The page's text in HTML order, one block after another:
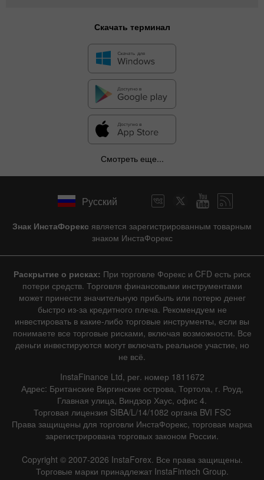
6 августа 2025 - 6 августа 2026
Фактическое Прогноз Предыдущее| Линия Бар
Данные не найдены
Подробно о событии
История
Дата Фактическое Прогноз Предыдущее
Скачать терминал
Смотреть еще...
Русский
Знак ИнстаФорекс является зарегистрированным товарным
знаком ИнстаФорекс
Раскрытие о рисках: При торговле Форекс и CFD есть риск
потери средств. Торговля финансовыми инструментами
может принести значительную прибыль или потерю денег
быстро из-за кредитного плеча. Рекомендуем не
инвестировать в какие-либо торговые инструменты, если вы
понимаете все торговые рисками, включая возможности. Все
деньги инвестируются могут включать реальное участие, но
не всё.
InstaFinance Ltd, рег. номер 1811672
Адрес: Британские Виргинские острова, Тортола, г. Роуд,
Главная улица, Виндзор Хаус, офис 4.
Торговая лицензия SIBA/L/14/1082 органа BVI FSC
Права защищены для торговли ИнстаФорекс, торговая марка
зарегистрирована торговых законом России.
Copyright © 2007-2026 InstaForex. Все права защищены.
Торговые марки принадлежат InstaFintech Group.